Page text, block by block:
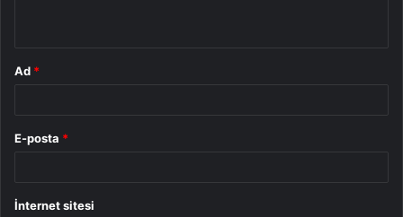
Ad *
E-posta *
İnternet sitesi